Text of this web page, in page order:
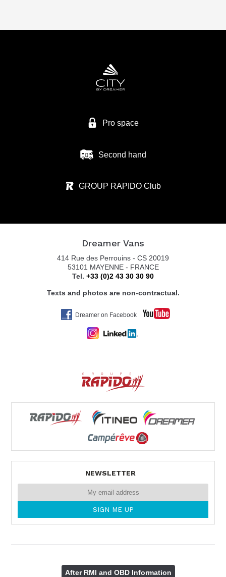
Pro space
Second hand
GROUP RAPIDO Club
Dreamer Vans
414 Rue des Perrouins - CS 20019
53101 MAYENNE - FRANCE
Tel. +33 (0)2 43 30 30 90
Texts and photos are non-contractual.
Dreamer on Facebook
NEWSLETTER
After RMI and OBD Information